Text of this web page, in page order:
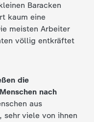
Baracken
kaum eine
meisten Arbeiter
völlig entkräftet
die
nach
aus
sehr viele von ihnen